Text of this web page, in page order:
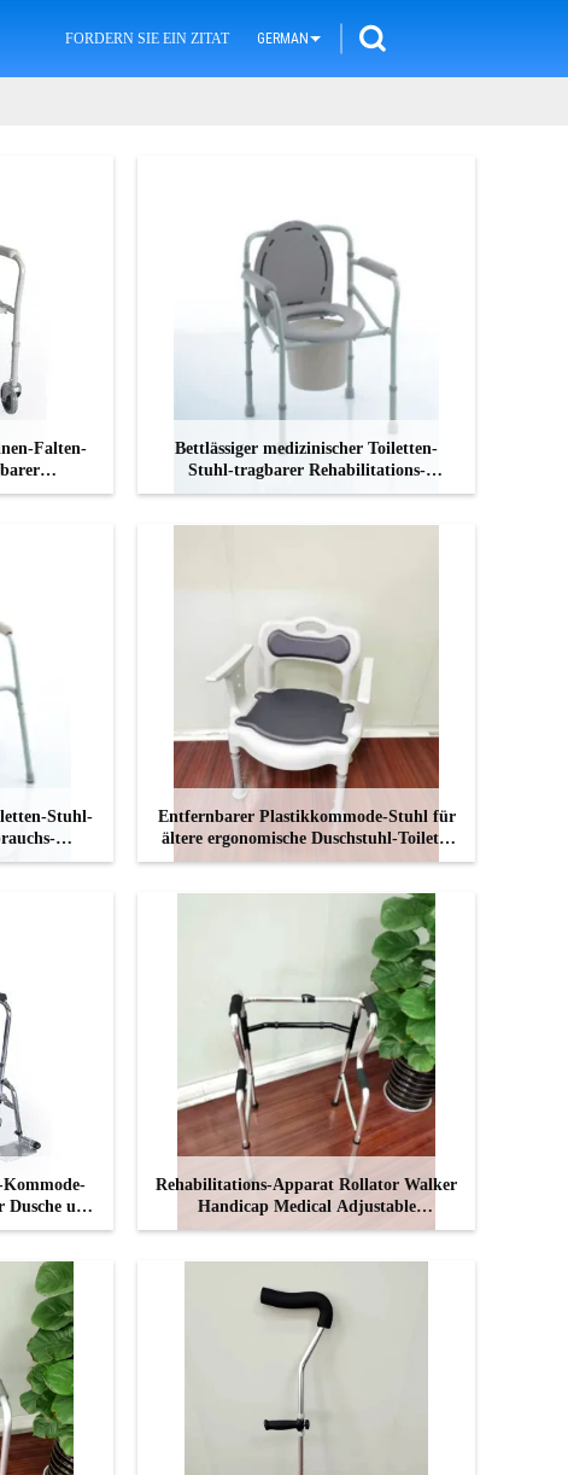
FORDERN SIE EIN ZITAT GERMAN
Falten-
Bettlässiger medizinischer Toiletten-
Stuhl-tragbarer Rehabilitations-
Stahlapparat
Stuhl-
Entfernbarer Plastikkommode-Stuhl für
ältere ergonomische Duschstuhl-Toilette
Seat
und
Rehabilitations-Apparat Rollator Walker
Handicap Medical Adjustable
Lightweight